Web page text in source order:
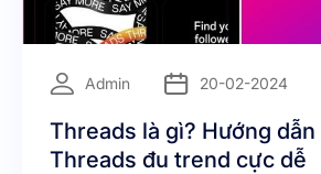
Admin 20-02-2024
Threads là gì? Hướng
Threads đu trend cực dễ